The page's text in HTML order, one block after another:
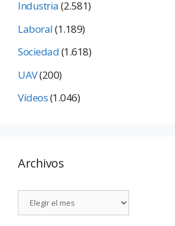
Industria(2.581)
Laboral(1.189)
Sociedad(1.618)
UAV(200)
Vídeos(1.046)
Archivos